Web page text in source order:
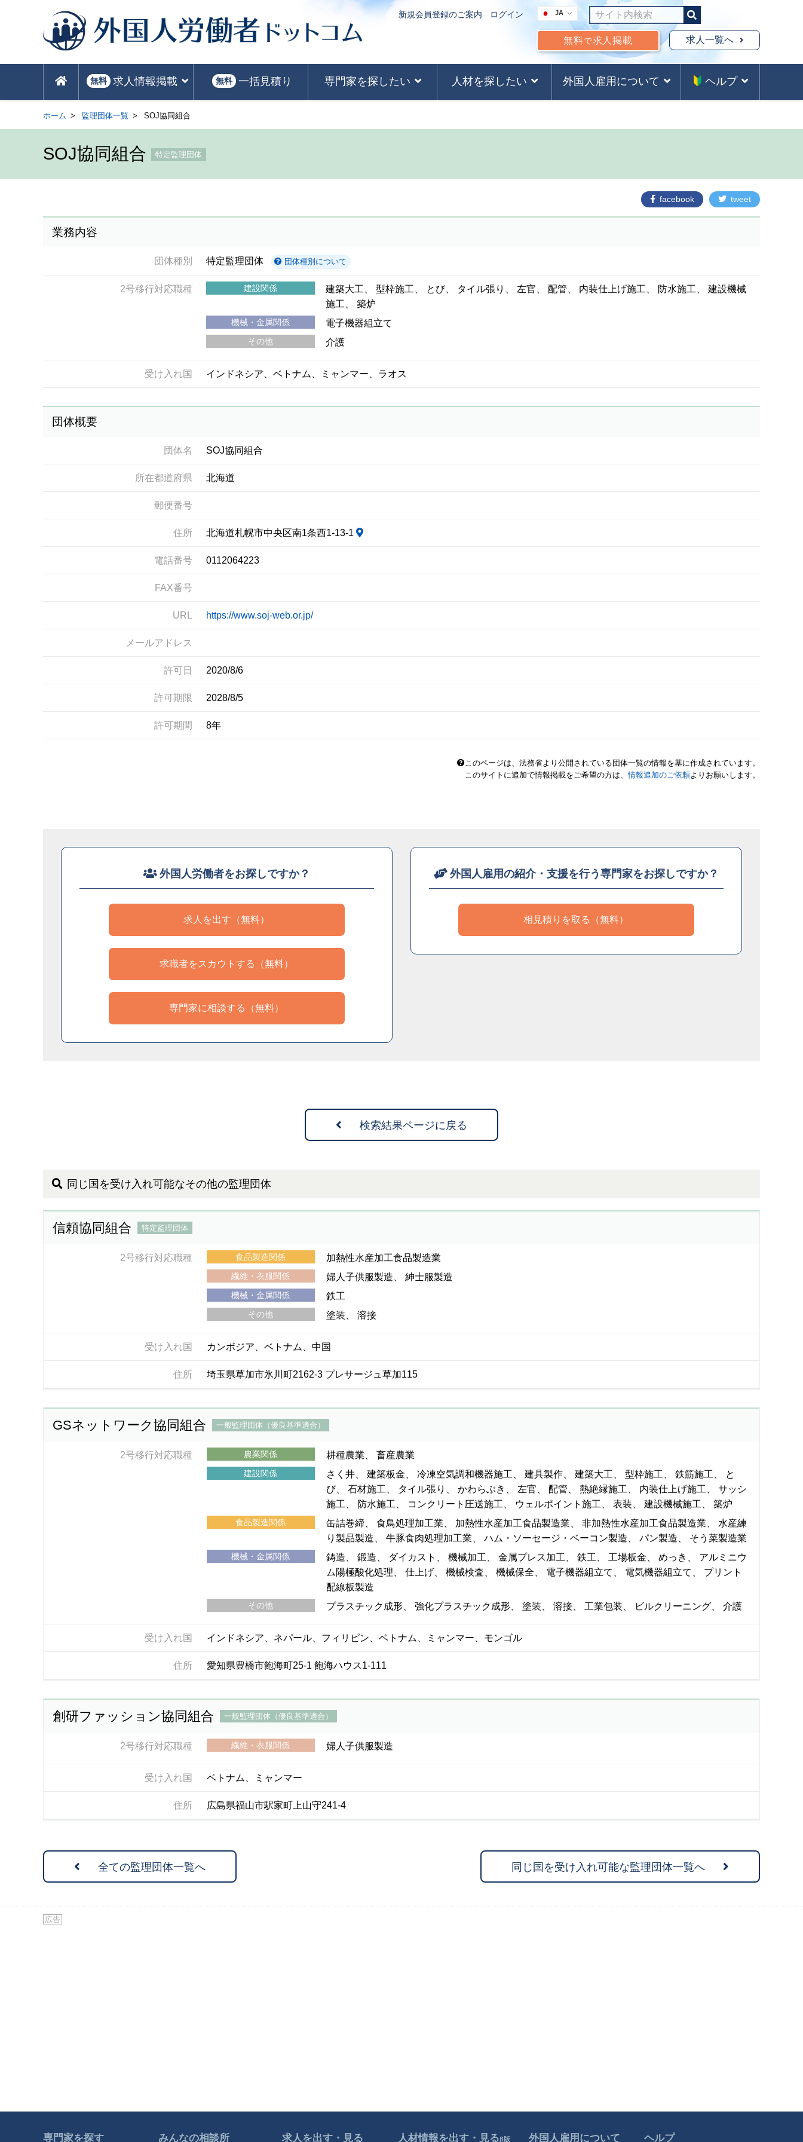
新規会員登録のご案内 ログイン JA
無料で求人掲載 求人一覧へ
無料 求人情報掲載 無料 一括見積り 専門家を探したい 人材を探したい 外国人雇用について ヘルプ
ホーム 監理団体一覧 SOJ協同組合
SOJ協同組合 特定監理団体
facebook tweet
業務内容
団体種別 特定監理団体 団体種別について
2号移行対応職種 建設関係 建築大工 型枠施工 とび タイル張り 左官 配管 内装仕上げ施工 防水施工
建設機械
施工
築炉
機械・金属関係 電子機器組立て
その他 介護
受け入れ国 インドネシア、ベトナム、ミャンマー、ラオス
団体概要
団体名 SOJ協同組合
所在都道府県 北海道
郵便番号
住所 北海道札幌市中央区南1条西1-13-1
電話番号 0112064223
FAX番号
URL https://www.soj-web.or.jp/
メールアドレス
許可日 2020/8/6
許可期限 2028/8/5
許可期間 8年
このページは、法務省より公開されている団体一覧の情報を基に作成されています。
このサイトに追加で情報掲載をご希望の方は、情報追加のご依頼よりお願いします。
外国人労働者をお探しですか？
求人を出す（無料）
求職者をスカウトする（無料）
専門家に相談する（無料）
外国人雇用の紹介・支援を行う専門家をお探しですか？
相見積りを取る（無料）
検索結果ページに戻る
同じ国を受け入れ可能なその他の監理団体
信頼協同組合 特定監理団体
2号移行対応職種 食品製造関係 加熱性水産加工食品製造業
繊維・衣服関係 婦人子供服製造 紳士服製造
機械・金属関係 鉄工
その他 塗装 溶接
受け入れ国 カンボジア、ベトナム、中国
住所 埼玉県草加市氷川町2162-3 プレサージュ草加115
GSネットワーク協同組合 一般監理団体（優良基準適合）
2号移行対応職種 農業関係 耕種農業 畜産農業
建設関係 さく井 建築板金 冷凍空気調和機器施工 建具製作 建築大工 型枠施工 鉄筋施工
と
び
石材施工 タイル張り かわらぶき 左官 配管 熱絶縁施工 内装仕上げ施工
サッシ
施工
防水施工 コンクリート圧送施工 ウェルポイント施工 表装 建設機械施工 築炉
食品製造関係 缶詰巻締 食鳥処理加工業 加熱性水産加工食品製造業 非加熱性水産加工食品製造業
水産練
り製品製造
牛豚食肉処理加工業 ハム・ソーセージ・ベーコン製造 パン製造 そう菜製造業
機械・金属関係 鋳造 鍛造 ダイカスト 機械加工 金属プレス加工 鉄工 工場板金 めっき
アルミニウ
ム陽極酸化処理
仕上げ 機械検査 機械保全 電子機器組立て 電気機器組立て
プリント
配線板製造
その他 プラスチック成形 強化プラスチック成形 塗装 溶接 工業包装 ビルクリーニング 介護
受け入れ国 インドネシア、ネパール、フィリピン、ベトナム、ミャンマー、モンゴル
住所 愛知県豊橋市飽海町25-1 飽海ハウス1-111
創研ファッション協同組合 一般監理団体（優良基準適合）
2号移行対応職種 繊維・衣服関係 婦人子供服製造
受け入れ国 ベトナム、ミャンマー
住所 広島県福山市駅家町上山守241-4
全ての監理団体一覧へ 同じ国を受け入れ可能な監理団体一覧へ
広告
専門家を探す みんなの相談所 求人を出す・見る 人材情報を出す・見るβ版 外国人雇用について ヘルプ